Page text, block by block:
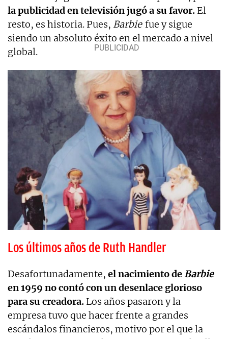
la publicidad en televisión jugó a su favor. El
resto, es historia. Pues, Barbie fue y sigue
siendo un absoluto éxito en el mercado a nivel
global.
Los últimos años de Ruth Handler
Desafortunadamente, el nacimiento deBarbie
en 1959 no contó con un desenlace glorioso
para su creadora. Los años pasaron y la
empresa tuvo que hacer frente a grandes
escándalos financieros, motivo por el que la